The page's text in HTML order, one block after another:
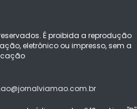
É proibida a reprodução
eletrônico ou impresso, sem a